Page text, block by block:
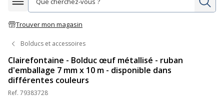
Afficher la navigation
Trouver mon magasin
Bolducs et accessoires
Clairefontaine - Bolduc œuf métallisé - ruban
d'emballage 7 mm x 10 m - disponible dans
différentes couleurs
Ref. 79383728